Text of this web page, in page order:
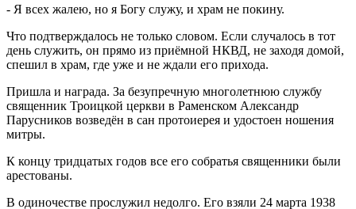
- Я всех жалею, но я Богу служу, и храм не покину.
Что подтверждалось не только словом. Если случалось в тот
день служить, он прямо из приёмной НКВД, не заходя домой,
спешил в храм, где уже и не ждали его прихода.
Пришла и награда. За безупречную многолетнюю службу
священник Троицкой церкви в Раменском Александр
Парусников возведён в сан протоиерея и удостоен ношения
митры.
К концу тридцатых годов все его собратья священники были
арестованы.
В одиночестве прослужил недолго. Его взяли 24 марта 1938